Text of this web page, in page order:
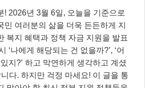
! 2026년 3월 6일, 오늘을 기준으로
민 여러분의 삶을 더욱 든든하게 지
복지 혜택과 정책 자금 지원을 발표
‘나에게 해당되는 건 없을까?’, ‘어
지?’ 하고 막연하게 생각하고 계셨
다. 하지만 걱정 마세요! 이 글을 통